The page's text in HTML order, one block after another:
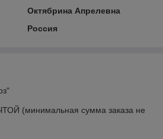
Октябрина Апрелевна
Россия
(минимальная сумма заказа не